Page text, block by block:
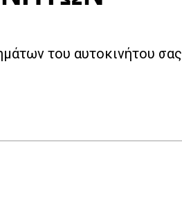
του αυτοκινήτου σας